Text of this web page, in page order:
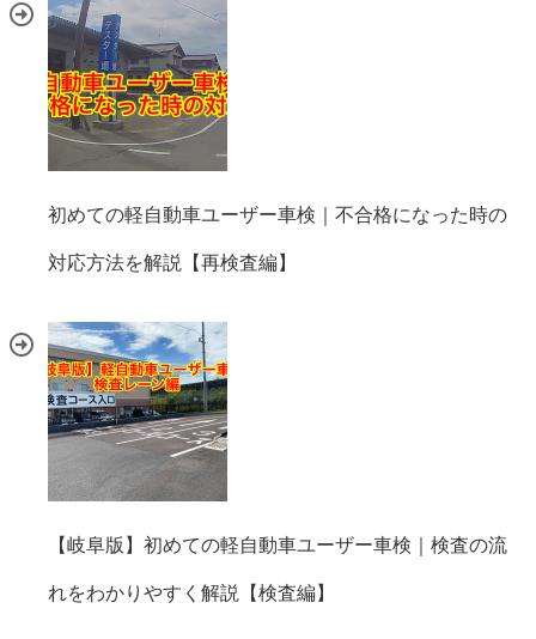
初めての軽自動車ユーザー車検｜不合格になった時の
対応方法を解説【再検査編】
【岐阜版】初めての軽自動車ユーザー車検｜検査の流
れをわかりやすく解説【検査編】